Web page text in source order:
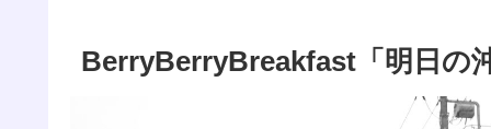
BerryBerryBreakfast「明日の